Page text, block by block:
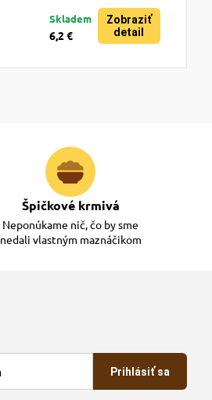
Skladem
6,2 €
Zobraziť
detail
Špičkové krmivá
Neponúkame nič, čo by sme
nedali vlastným maznáčikom
Prihlásiť sa